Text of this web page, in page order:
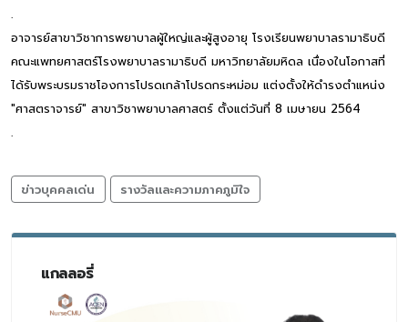
.
อาจารย์สาขาวิชาการพยาบาลผู้ใหญ่และผู้สูงอายุ โรงเรียนพยาบาลรามาธิบดี
คณะแพทยศาสตร์โรงพยาบาลรามาธิบดี มหาวิทยาลัยมหิดล เนื่องในโอกาสที่
ได้รับพระบรมราชโองการโปรดเกล้าโปรดกระหม่อม แต่งตั้งให้ดำรงตำแหน่ง
"ศาสตราจารย์" สาขาวิชาพยาบาลศาสตร์ ตั้งแต่วันที่ 8 เมษายน 2564
.
ข่าวบุคคลเด่น รางวัลและความภาคภูมิใจ
แกลลอรี่